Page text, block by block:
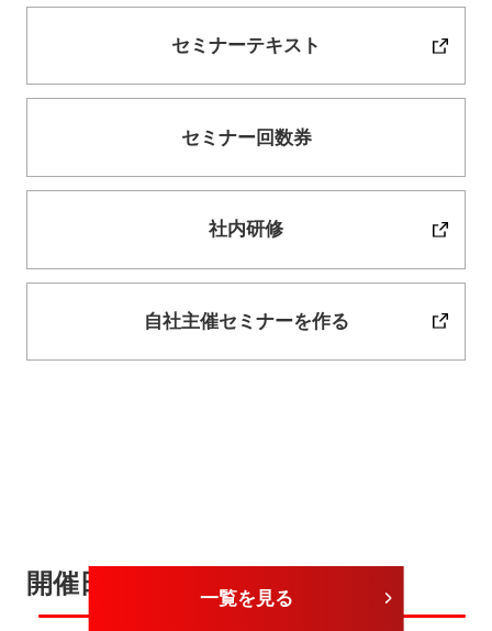
セミナーテキスト
セミナー回数券
社内研修
自社主催セミナーを作る
開催日が近いセミナー
一覧を見る